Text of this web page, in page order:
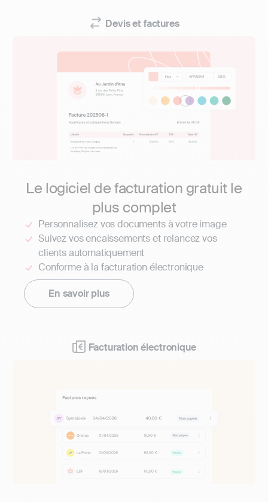
Devis et factures
Le logiciel de facturation gratuit le
plus complet
Personnalisez vos documents à votre image
Suivez vos encaissements et relancez vos
clients automatiquement
Conforme à la facturation électronique
En savoir plus
Facturation électronique